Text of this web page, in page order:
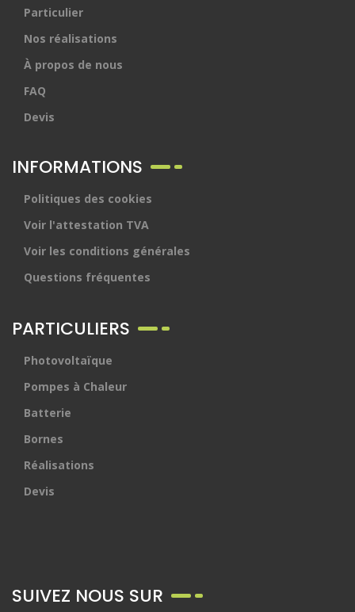
Particulier
Nos réalisations
À propos de nous
FAQ
Devis
INFORMATIONS
Politiques des cookies
Voir l'attestation TVA
Voir les conditions générales
Questions fréquentes
PARTICULIERS
Photovoltaïque
Pompes à Chaleur
Batterie
Bornes
Réalisations
Devis
SUIVEZ NOUS SUR